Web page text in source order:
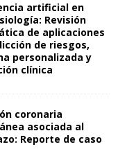
artificial en
Revisión
de aplicaciones
de riesgos,
personalizada y
clínica
coronaria
asociada al
Reporte de caso